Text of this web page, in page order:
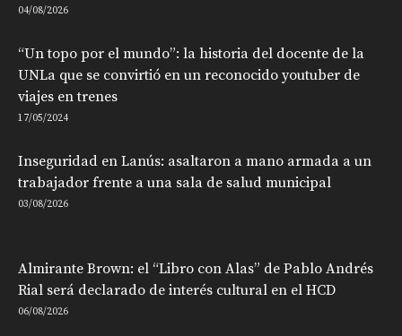
04/08/2026
“Un topo por el mundo”: la historia del docente de la
UNLa que se convirtió en un reconocido youtuber de
viajes en trenes
17/05/2024
Inseguridad en Lanús: asaltaron a mano armada a un
trabajador frente a una sala de salud municipal
03/08/2026
Almirante Brown: el “Libro con Alas” de Pablo Andrés
Rial será declarado de interés cultural en el HCD
06/08/2026